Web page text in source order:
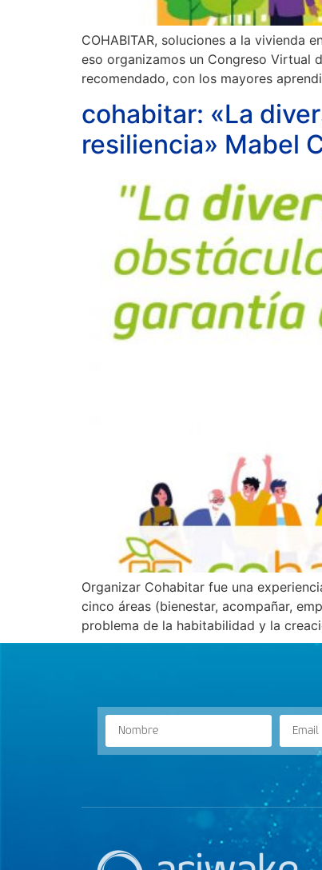
COHABITAR, soluciones a la vivienda
eso organizamos un Congreso Virtual
recomendado, con los mayores
cohabitar: «La
resiliencia» Mabel
Organizar Cohabitar fue una
cinco áreas (bienestar, acompañar,
problema de la habitabilidad y la